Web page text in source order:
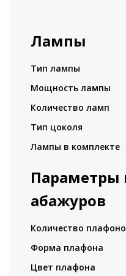
Лампы
Тип лампы
Мощность лампы
Количество ламп
Тип цоколя
Лампы в комплекте
Параметры
абажуров
Количество
Форма плафона
Цвет плафона